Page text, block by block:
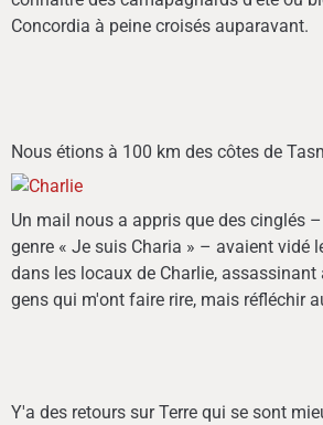
Concordia à peine croisés auparavant.
Nous étions à 100 km des côtes de
Un mail nous a appris que des cinglés
genre « Je suis Charia » – avaient vidé
dans les locaux de Charlie, assassinant
gens qui m'ont faire rire, mais réfléchir
Y'a des retours sur Terre qui se sont